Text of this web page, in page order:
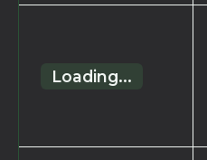
Loading...